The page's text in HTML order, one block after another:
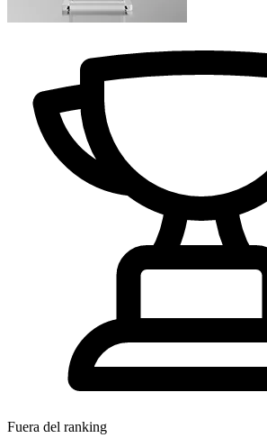
Fuera del ranking